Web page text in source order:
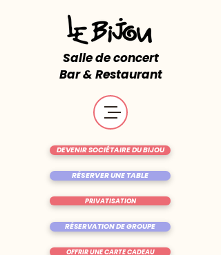
Salle de concert
Bar & Restaurant
RÉSERVER UNE TABLE
OFFRIR UNE CARTE CADEAU
DEVENIR SOCIÉTAIRE DU BIJOU
RÉSERVATION DE GROUPE
PRIVATISATION